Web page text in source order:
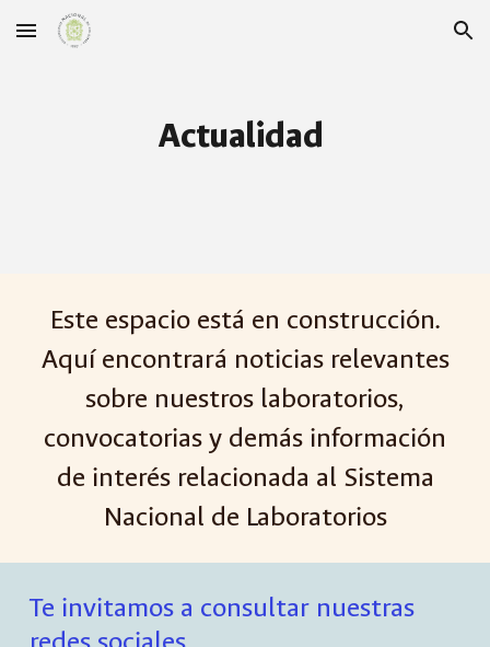
Skip to main content Skip to navigation
Actualidad
Este espacio está en construcción.
Aquí encontrará noticias relevantes
sobre nuestros laboratorios,
convocatorias y demás información
de interés relacionada al Sistema
Nacional de Laboratorios
Te invitamos a consultar nuestras